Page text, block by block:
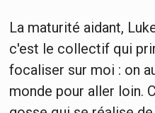
La maturité aidant,
c'est le collectif qui
focaliser sur moi : on
monde pour aller loin.